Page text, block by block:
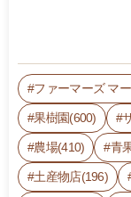
ファーマーズ マ
果樹園(600)
農場(410) 青
土産物店(196)